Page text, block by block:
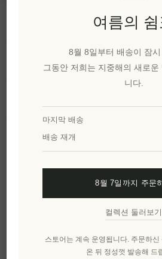
정보
내 계정
여름의 쉼
8월 8일부터 배송이 잠시
그동안 저희는 지중해의 새로
니다.
마지막 배송
배송 재개
8월 7일까지 주문
컬렉션 둘러보기
스토어는 계속 운영됩니다. 주문하
온 뒤 정성껏 발송해 드